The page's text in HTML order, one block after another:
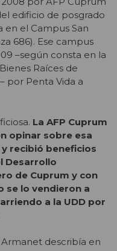
edificio de posgrado
en el Campus San
686). Ese campus
–según consta en la
Raíces de
por Penta Vida a
La AFP Cuprum
opinar sobre esa
recibió beneficios
Desarrollo
de Cuprum y con
se lo vendieron a
a la UDD por
describía en